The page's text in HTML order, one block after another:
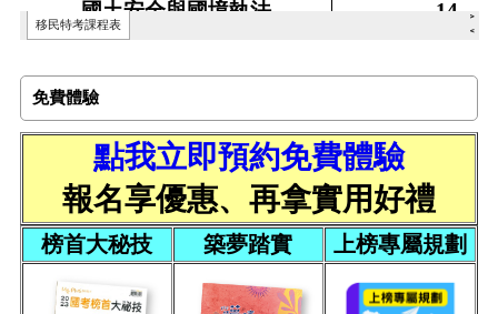
免費體驗
點我立即預約免費體驗
報名享優惠、再拿實用好禮
榜首大秘技 築夢踏實 上榜專屬規劃